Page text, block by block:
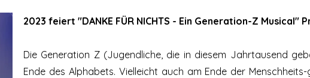
2023 feiert "DANKE FÜR NICHTS - Ein Generation-Z Musical"
Die Generation Z (Jugendliche, die in diesem Jahrtausend
Ende des Alphabets. Vielleicht auch am Ende der